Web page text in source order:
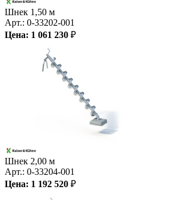
Шнек 1,50 м
Арт.: 0-33202-001
Цена: 1 061 230 ₽
Шнек 2,00 м
Арт.: 0-33204-001
Цена: 1 192 520 ₽